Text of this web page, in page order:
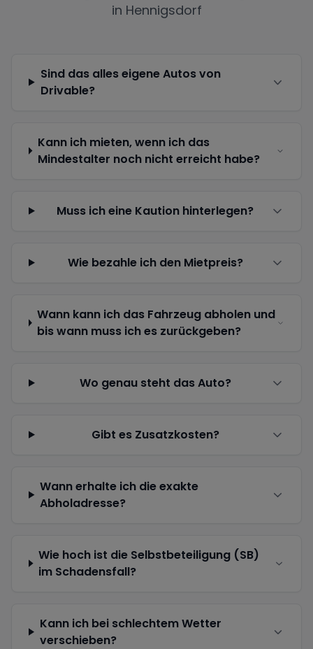
in Hennigsdorf
Sind das alles eigene Autos von
Drivable?
Kann ich mieten, wenn ich das
Mindestalter noch nicht erreicht habe?
Muss ich eine Kaution hinterlegen?
Wie bezahle ich den Mietpreis?
Wann kann ich das Fahrzeug abholen und
bis wann muss ich es zurückgeben?
Wo genau steht das Auto?
Gibt es Zusatzkosten?
Wann erhalte ich die exakte
Abholadresse?
Wie hoch ist die Selbstbeteiligung (SB)
im Schadensfall?
Kann ich bei schlechtem Wetter
verschieben?